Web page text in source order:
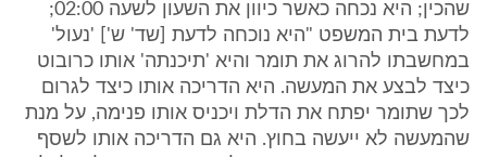
שהכין; היא נכחה כאשר כיוון את השעון לשעה 02:00;
לדעת בית המשפט "היא נוכחה לדעת [שד' ש'] 'נעול'
במחשבתו להרוג את תומר והיא 'תיכנתה' אותו כרובוט
כיצד לבצע את המעשה. היא הדריכה אותו כיצד לגרום
לכך שתומר יפתח את הדלת ויכניס אותו פנימה, על מנת
שהמעשה לא ייעשה בחוץ. היא גם הדריכה אותו לשסף